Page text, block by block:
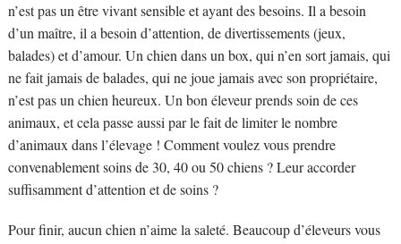
n’est pas un être vivant sensible et ayant des besoins. Il a besoin
d’un maître, il a besoin d’attention, de divertissements (jeux,
balades) et d’amour. Un chien dans un box, qui n’en sort jamais, qui
ne fait jamais de balades, qui ne joue jamais avec son propriétaire,
n’est pas un chien heureux. Un bon éleveur prends soin de ces
animaux, et cela passe aussi par le fait de limiter le nombre
d’animaux dans l’élevage ! Comment voulez vous prendre
convenablement soins de 30, 40 ou 50 chiens ? Leur accorder
suffisamment d’attention et de soins ?
Pour finir, aucun chien n’aime la saleté. Beaucoup d’éleveurs vous